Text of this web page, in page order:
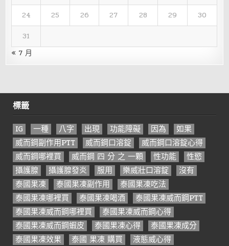
24
25 26 27 28 29
30
31
« 7 月
標籤
IG 一種 八字 出現 功能障礙 因為
如果
威而鋼副作用PTT
威而鋼口溶錠
威而鋼口溶錠心得
威而鋼哪裡買
威而鋼 四 分 之 一顆 性功能
性慾
攝護腺
攝護腺發炎 服用 樂威壯口溶錠
沒有
泰國果凍
泰國果凍副作用
泰國果凍吃法
泰國果凍哪裡買
泰國果凍喝酒
泰國果凍威而鋼PTT
泰國果凍威而鋼哪裡買
泰國果凍威而鋼心得
泰國果凍威而鋼蝦皮
泰國果凍心得
泰國果凍成分
泰國果凍效果
泰國 果凍 購買
液態威心得